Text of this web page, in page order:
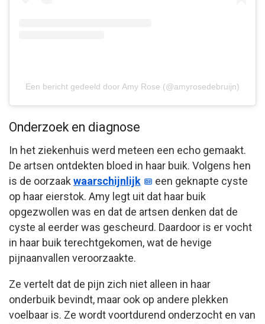
Een bericht gedeeld door Amy Rose (@amyrosedebruijn)
Onderzoek en diagnose
In het ziekenhuis werd meteen een echo gemaakt.
De artsen ontdekten bloed in haar buik. Volgens hen
is de oorzaak waarschijnlijk
een geknapte cyste
op haar eierstok. Amy legt uit dat haar buik
opgezwollen was en dat de artsen denken dat de
cyste al eerder was gescheurd. Daardoor is er vocht
in haar buik terechtgekomen, wat de hevige
pijnaanvallen veroorzaakte.
Ze vertelt dat de pijn zich niet alleen in haar
onderbuik bevindt, maar ook op andere plekken
voelbaar is. Ze wordt voortdurend onderzocht en van